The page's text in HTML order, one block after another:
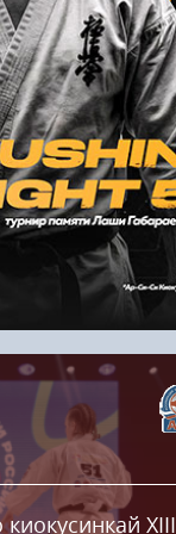
пароль
Регистрация
XIII